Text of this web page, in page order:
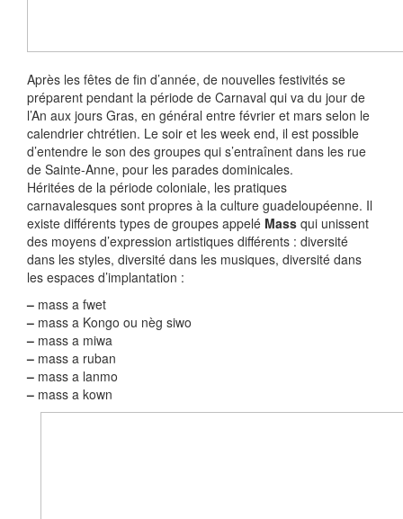
Après les fêtes de fin d’année, de nouvelles festivités se
préparent pendant la période de Carnaval qui va du jour de
l’An aux jours Gras, en général entre février et mars selon le
calendrier chtrétien. Le soir et les week end, il est possible
d’entendre le son des groupes qui s’entraînent dans les rue
de Sainte-Anne, pour les parades dominicales.
Héritées de la période coloniale, les pratiques
carnavalesques sont propres à la culture guadeloupéenne. Il
existe différents types de groupes appelé Mass qui unissent
des moyens d’expression artistiques différents : diversité
dans les styles, diversité dans les musiques, diversité dans
les espaces d’implantation :
– mass a fwet
– mass a Kongo ou nèg siwo
– mass a miwa
– mass a ruban
– mass a lanmo
– mass a kown